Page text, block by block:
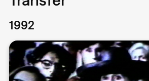
1992